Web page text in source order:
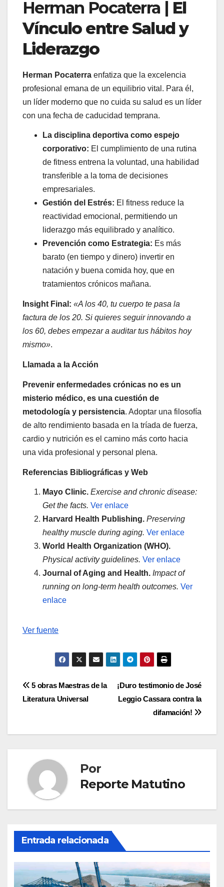
Herman Pocaterra | El
Vínculo entre Salud y
Liderazgo
Herman Pocaterra enfatiza que la excelencia
profesional emana de un equilibrio vital. Para él,
un líder moderno que no cuida su salud es un líder
con una fecha de caducidad temprana.
La disciplina deportiva como espejo
corporativo: El cumplimiento de una rutina
de fitness entrena la voluntad, una habilidad
transferible a la toma de decisiones
empresariales.
Gestión del Estrés: El fitness reduce la
reactividad emocional, permitiendo un
liderazgo más equilibrado y analítico.
Prevención como Estrategia: Es más
barato (en tiempo y dinero) invertir en
natación y buena comida hoy, que en
tratamientos crónicos mañana.
Insight Final: «A los 40, tu cuerpo te pasa la
factura de los 20. Si quieres seguir innovando a
los 60, debes empezar a auditar tus hábitos hoy
mismo».
Llamada a la Acción
Prevenir enfermedades crónicas no es un
misterio médico, es una cuestión de
metodología y persistencia. Adoptar una filosofía
de alto rendimiento basada en la tríada de fuerza,
cardio y nutrición es el camino más corto hacia
una vida profesional y personal plena.
Referencias Bibliográficas y Web
Mayo Clinic. Exercise and chronic disease:
Get the facts. Ver enlace
Harvard Health Publishing. Preserving
healthy muscle during aging. Ver enlace
World Health Organization (WHO).
Physical activity guidelines. Ver enlace
Journal of Aging and Health. Impact of
running on long-term health outcomes. Ver
enlace
Navegación
entradas
Ver fuente
Navegación
entradas
¡Duro testimonio de José
Leggio Cassara contra la
difamación!
5 obras Maestras de la
Literatura Universal
Por
Reporte Matutino
Entrada relacionada